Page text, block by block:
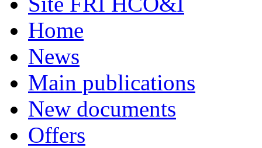
Home
News
Main publications
New documents
Offers